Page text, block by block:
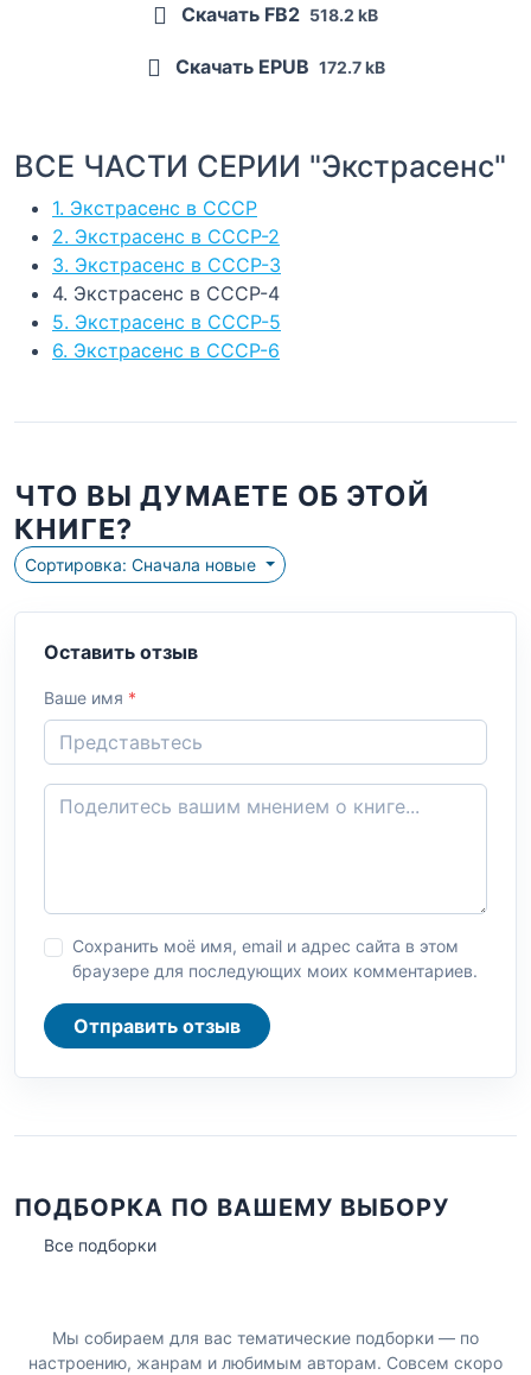
Скачать FB2 518.2 kB
Скачать EPUB 172.7 kB
ВСЕ ЧАСТИ СЕРИИ "Экстрасенс"
1. Экстрасенс в СССР
2. Экстрасенс в СССР-2
3. Экстрасенс в СССР-3
4. Экстрасенс в СССР-4
5. Экстрасенс в СССР-5
6. Экстрасенс в СССР-6
ЧТО ВЫ ДУМАЕТЕ ОБ ЭТОЙ
КНИГЕ?
Сортировка: Сначала новые
Оставить отзыв
Ваше имя *
Сохранить моё имя, email и адрес сайта в этом
браузере для последующих моих комментариев.
Отправить отзыв
ПОДБОРКА ПО ВАШЕМУ ВЫБОРУ
Все подборки
Мы собираем для вас тематические подборки — по
настроению, жанрам и любимым авторам. Совсем скоро